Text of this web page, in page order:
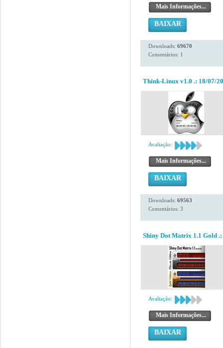
Mais Informações...
BAIXAR
Downloads: 69670
Comentários: 1
Think-Linux v1.0 .: 18/07/
Avaliação:
Mais Informações...
BAIXAR
Downloads: 69563
Comentários: 3
Shiny Dot Matrix 1.1 Gold
Avaliação:
Mais Informações...
BAIXAR